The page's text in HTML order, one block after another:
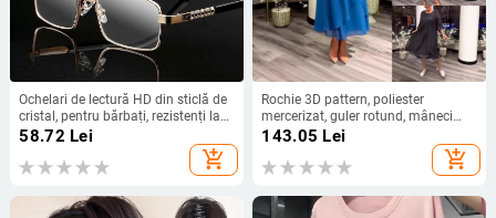
Ochelari de lectură HD din sticlă de
cristal, pentru bărbați, rezistenți la
uzură și zgârieturi, stil business
modern, ramă metalică, cadru
complet
58.72 Lei
add_shopping_cart
Rochie 3D pattern, poliester
mercerizat, guler rotund, mâneci
3/4, croială A-line mid-length
143.05 Lei
add_shopping_cart